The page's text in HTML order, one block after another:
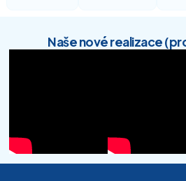
Naše nové realizace